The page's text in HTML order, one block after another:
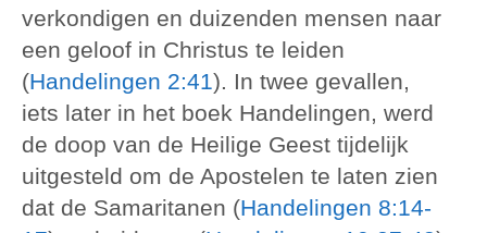
verkondigen en duizenden mensen naar
een geloof in Christus te leiden
(Handelingen 2:41). In twee gevallen,
iets later in het boek Handelingen, werd
de doop van de Heilige Geest tijdelijk
uitgesteld om de Apostelen te laten zien
dat de Samaritanen (Handelingen 8:14-